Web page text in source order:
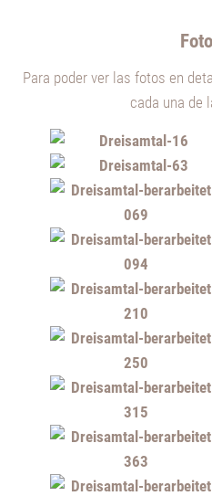
Para poder ver las fotos en
cada una de